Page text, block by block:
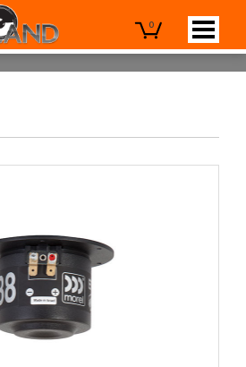
0